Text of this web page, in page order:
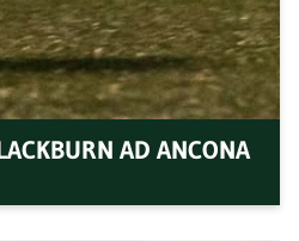
AD ANCONA